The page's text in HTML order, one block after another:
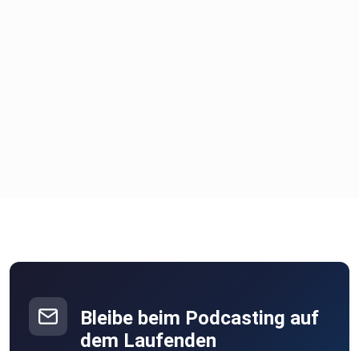
Bleibe beim Podcasting auf
dem Laufenden